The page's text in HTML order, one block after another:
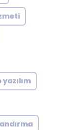
yazılım